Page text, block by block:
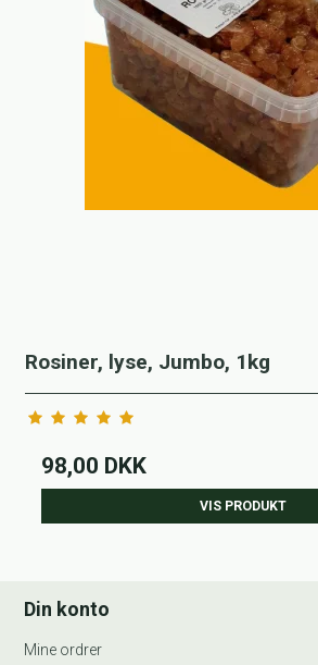
Rosiner, lyse, Jumbo, 1kg
98,00 DKK
VIS PRODUKT
Din konto
Mine ordrer